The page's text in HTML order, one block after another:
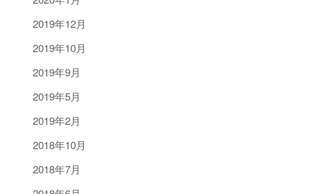
2019年12月
2019年10月
2019年9月
2019年5月
2019年2月
2018年10月
2018年7月